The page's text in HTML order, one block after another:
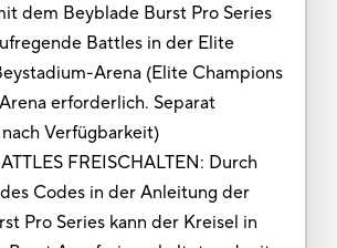
dem Beyblade Burst Pro Series
Battles in der Elite
Arena (Elite Champions
erforderlich. Separat
Verfügbarkeit)
FREISCHALTEN: Durch
Codes in der Anleitung der
Pro Series kann der Kreisel in